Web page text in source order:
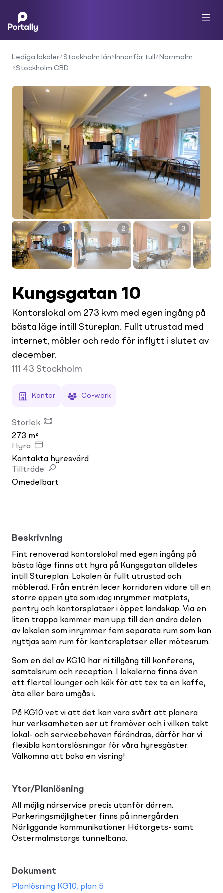
Lediga lokaler Stockholm län Innanför tull
Norrmalm
Stockholm CBD
1 2 3
Kungsgatan 10
Kontorslokal om 273 kvm med egen ingång på
bästa läge intill Stureplan. Fullt utrustad med
internet, möbler och redo för inflytt i slutet av
december.
111 43 Stockholm
Kontor Co-work
Storlek
273 m²
Hyra
Kontakta hyresvärd
Tillträde
Omedelbart
Beskrivning
Fint renoverad kontorslokal med egen ingång på
bästa läge finns att hyra på Kungsgatan alldeles
intill Stureplan. Lokalen är fullt utrustad och
möblerad. Från entrén leder korridoren vidare till en
större öppen yta som idag inrymmer matplats,
pentry och kontorsplatser i öppet landskap. Via en
liten trappa kommer man upp till den andra delen
av lokalen som inrymmer fem separata rum som kan
nyttjas som rum för kontorsplatser eller mötesrum.
Som en del av KG10 har ni tillgång till konferens,
samtalsrum och reception. I lokalerna finns även
ett flertal lounger och kök för att tex ta en kaffe,
äta eller bara umgås i.
På KG10 vet vi att det kan vara svårt att planera
hur verksamheten ser ut framöver och i vilken takt
lokal- och servicebehoven förändras, därför har vi
flexibla kontorslösningar för våra hyresgäster.
Välkomna att boka en visning!
Ytor/Planlösning
All möjlig närservice precis utanför dörren.
Parkeringsmöjligheter finns på innergården.
Närliggande kommunikationer Hötorgets- samt
Östermalmstorgs tunnelbana.
Dokument
Planlösning KG10, plan 5